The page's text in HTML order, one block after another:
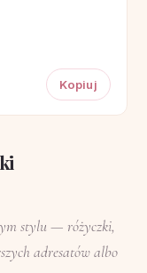
Kopiuj
stylu — różyczki,
adresatów albo